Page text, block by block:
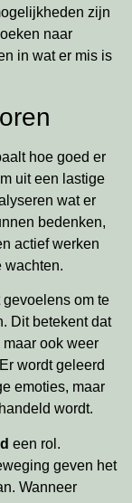
zijn
naar
in wat er mis is
hoe goed er
uit een lastige
wat er
bedenken,
actief werken
wachten.
gevoelens om te
Dit betekent dat
ook weer
wordt geleerd
emoties, maar
wordt.
een rol.
geven het
Wanneer